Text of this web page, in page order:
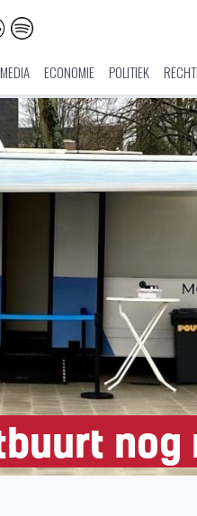
ECONOMIE POLITIEK
nog